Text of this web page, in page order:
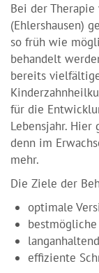
Bei der
(Ehlershausen)
so früh wie
behandelt
bereits
für die
Lebensjahr. Hier
denn im
mehr.
Die Ziele der
optimale
effiziente